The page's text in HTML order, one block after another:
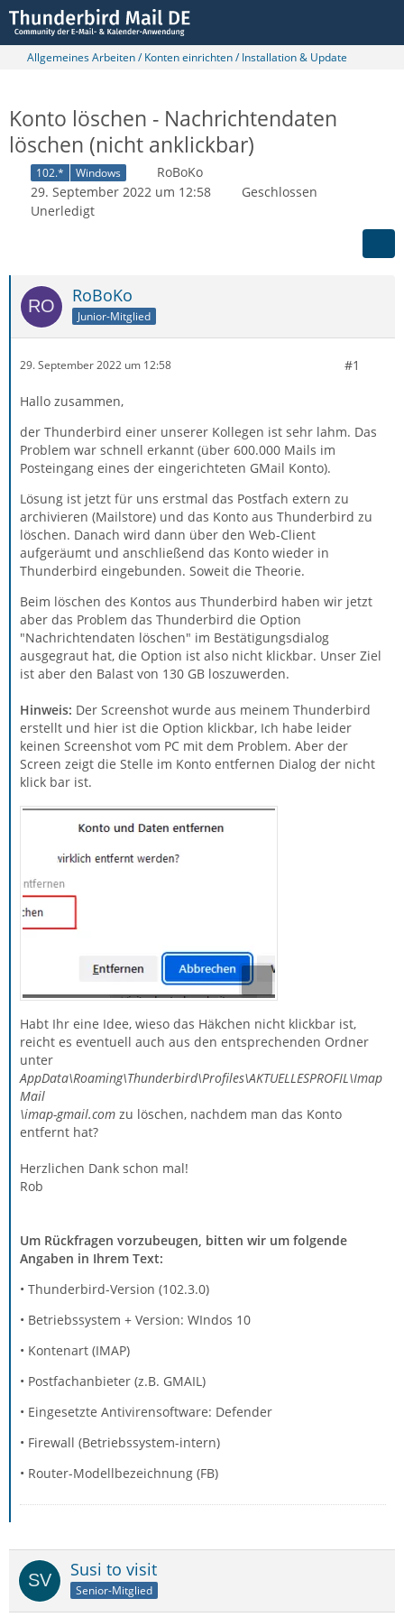
Allgemeines Arbeiten / Konten einrichten / Installation & Update
Konto löschen - Nachrichtendaten
löschen (nicht anklickbar)
102.* Windows
RoBoKo
29. September 2022 um 12:58
Geschlossen
Unerledigt
RoBoKo
Junior-Mitglied
29. September 2022 um 12:58 #1
Hallo zusammen,
der Thunderbird einer unserer Kollegen ist sehr lahm. Das
Problem war schnell erkannt (über 600.000 Mails im
Posteingang eines der eingerichteten GMail Konto).
Lösung ist jetzt für uns erstmal das Postfach extern zu
archivieren (Mailstore) und das Konto aus Thunderbird zu
löschen. Danach wird dann über den Web-Client
aufgeräumt und anschließend das Konto wieder in
Thunderbird eingebunden. Soweit die Theorie.
Beim löschen des Kontos aus Thunderbird haben wir jetzt
aber das Problem das Thunderbird die Option
"Nachrichtendaten löschen" im Bestätigungsdialog
ausgegraut hat, die Option ist also nicht klickbar. Unser Ziel
ist aber den Balast von 130 GB loszuwerden.
Hinweis: Der Screenshot wurde aus meinem Thunderbird
erstellt und hier ist die Option klickbar, Ich habe leider
keinen Screenshot vom PC mit dem Problem. Aber der
Screen zeigt die Stelle im Konto entfernen Dialog der nicht
klick bar ist.
Habt Ihr eine Idee, wieso das Häkchen nicht klickbar ist,
reicht es eventuell auch aus den entsprechenden Ordner
unter
AppData\Roaming\Thunderbird\Profiles\AKTUELLESPROFIL\Imap
Mail
\imap-gmail.com zu löschen, nachdem man das Konto
entfernt hat?
Herzlichen Dank schon mal!
Rob
Um Rückfragen vorzubeugen, bitten wir um folgende
Angaben in Ihrem Text:
• Thunderbird-Version (102.3.0)
• Betriebssystem + Version: WIndos 10
• Kontenart (IMAP)
• Postfachanbieter (z.B. GMAIL)
• Eingesetzte Antivirensoftware: Defender
• Firewall (Betriebssystem-intern)
• Router-Modellbezeichnung (FB)
Susi to visit
Senior-Mitglied